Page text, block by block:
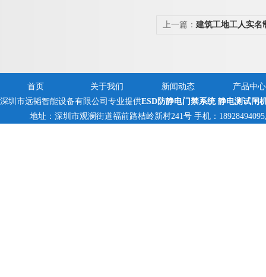
上一篇： 建筑工地工人实名
首页 关于我们 新闻动态
产品中心
深圳市远韬智能设备有限公司专业提供ESD防静电门禁系统 静电测试闸
地址：深圳市观澜街道福前路桔岭新村241号 手机：